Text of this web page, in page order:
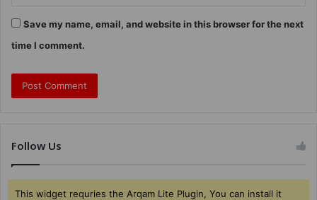
Save my name, email, and website in this browser for the next
time I comment.
Follow Us
This widget requries the Arqam Lite Plugin, You can install it